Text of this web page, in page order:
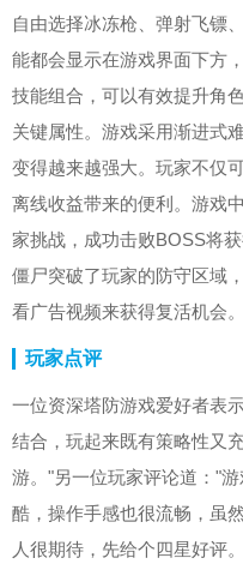
自由选择冰冻枪、弹射飞镖
能都会显示在游戏界面下方
技能组合，可以有效提升角
关键属性。游戏采用渐进式
变得越来越强大。玩家不仅
离线收益带来的便利。游戏
家挑战，成功击败BOSS将
僵尸突破了玩家的防守区域
看广告视频来获得复活机会。
玩家点评
一位资深塔防游戏爱好者表
结合，玩起来既有策略性又
游。"另一位玩家评论道："
酷，操作手感也很流畅，虽
人很期待，先给个四星好评